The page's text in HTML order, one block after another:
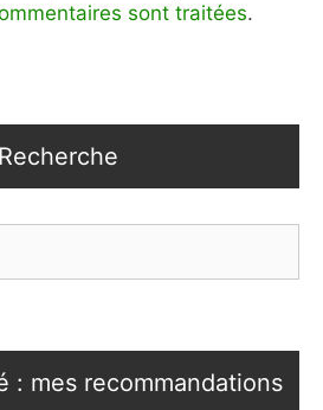
sont traitées.
Recherche
: mes recommandations